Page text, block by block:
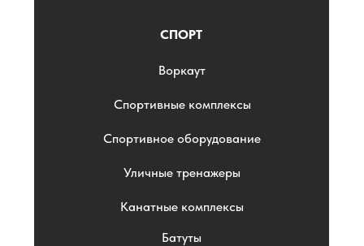
СПОРТ
Воркаут
Спортивные комплексы
Спортивное оборудование
Уличные тренажеры
Канатные комплексы
Батуты